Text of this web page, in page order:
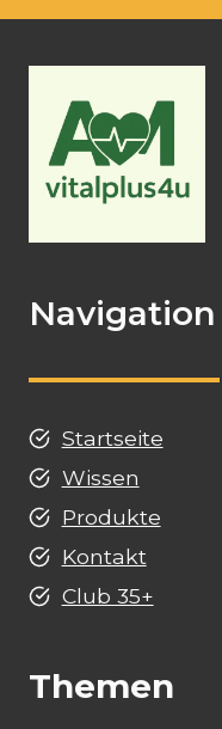
Navigation
Startseite
Wissen
Produkte
Kontakt
Club 35+
Themen